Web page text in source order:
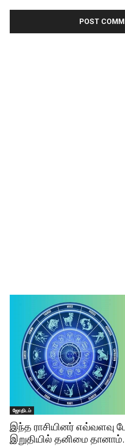
ஜோதிடம்
இந்த ராசியினர் எவ்வளவு
இறுதியில் தனிமை